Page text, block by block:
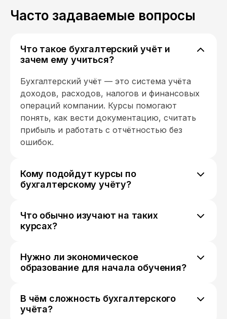
Часто задаваемые вопросы
Что такое бухгалтерский учёт и
зачем ему учиться?
Бухгалтерский учёт — это система учёта
доходов, расходов, налогов и финансовых
операций компании. Курсы помогают
понять, как вести документацию, считать
прибыль и работать с отчётностью без
ошибок.
Кому подойдут курсы по
бухгалтерскому учёту?
тем, кто хочет работать в финансовой
сфере или лучше понимать, как устроены
Что обычно изучают на таких
курсах?
документацию, налоги, отчётность, работу
с счетами и базовые принципы финансового
Нужно ли экономическое
образование для начала обучения?
цифрами очень помогают в процессе
обучения.
В чём сложность бухгалтерского
учёта?